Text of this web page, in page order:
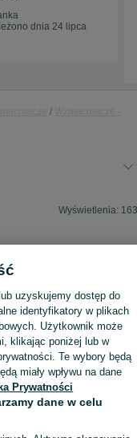
dnia 24 lipca
Wyświetlenia:
Wyślij wiadomość
uzyskujemy dostęp do
identyfikatory w plikach
Użytkownik może
klikając poniżej lub w
Te wybory będą
miały wpływu na dane
Prywatności
dane w celu